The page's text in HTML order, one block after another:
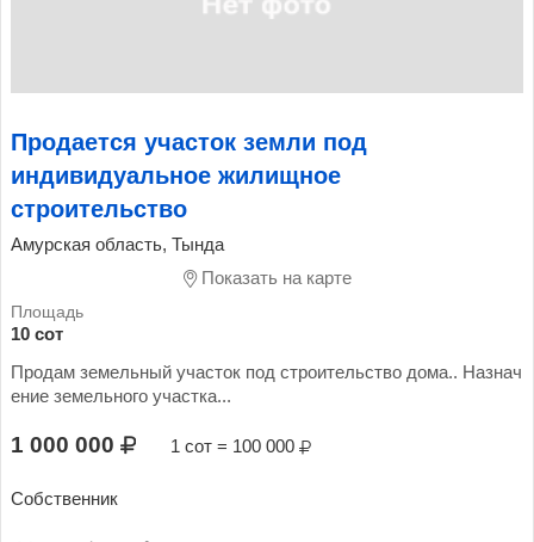
Продается участок земли под
индивидуальное жилищное
строительство
Амурская область, Тында
Показать на карте
10 сот
Продам земельный участок под строительство дома.. Назнач
ение земельного участка...
1 000 000 1 сот = 100 000
Собственник